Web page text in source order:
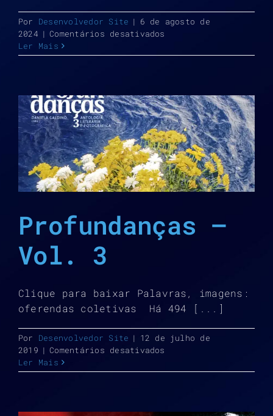
Por Desenvolvedor Site | 6 de agosto de
2024 | Comentários desativados
Profundanças:
Diálogo
Ler Mais
Profundanças –
Vol. 3
Clique para baixar Palavras, imagens:
oferendas coletivas Há 494 [...]
Por Desenvolvedor Site | 12 de julho de
2019 | Comentários desativados
–
Ler Mais